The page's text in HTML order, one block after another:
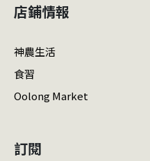
店鋪情報
神農生活
食習
Oolong Market
訂閱